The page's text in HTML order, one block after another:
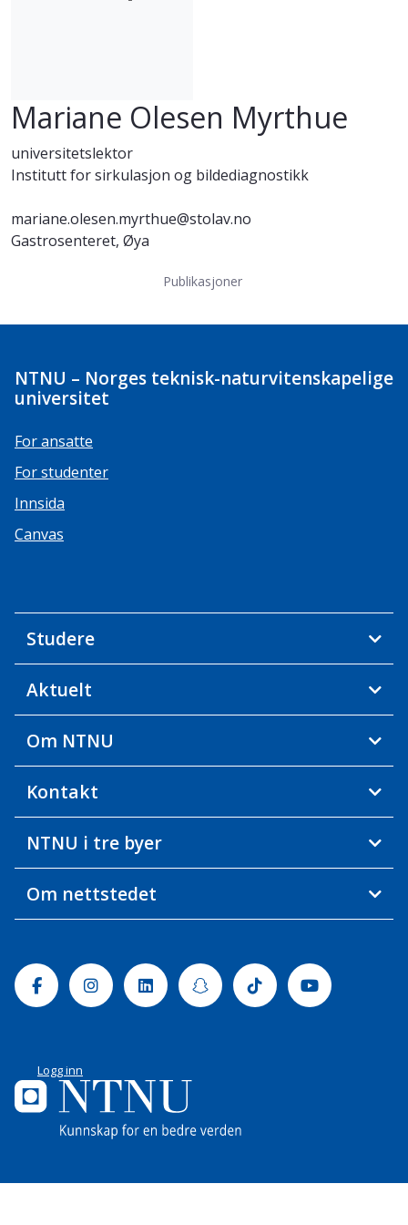
Mariane Olesen Myrthue
universitetslektor
Institutt for sirkulasjon og bildediagnostikk
mariane.olesen.myrthue@stolav.no
Gastrosenteret, Øya
Publikasjoner
NTNU – Norges teknisk-naturvitenskapelige
universitet
For ansatte
For studenter
Innsida
Canvas
Studere
Aktuelt
Om NTNU
Kontakt
NTNU i tre byer
Om nettstedet
FacebookInstagramLinkedinSnapchatTiktok Youtube
Logg inn